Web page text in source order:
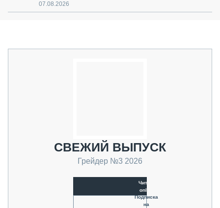
07.08.2026
СВЕЖИЙ ВЫПУСК
Грейдер №3 2026
Читать
online
Подписка
на